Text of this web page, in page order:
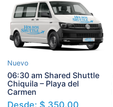
Nuevo
06:30 am Shared Shuttle
Chiquila – Playa del
Carmen
Desde: $ 350.00